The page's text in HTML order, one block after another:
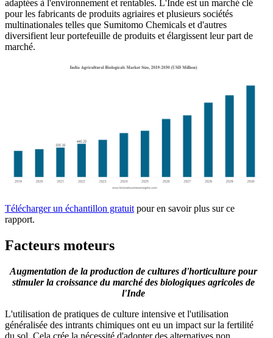
adaptées à l'environnement et rentables. L'Inde est un marché clé
pour les fabricants de produits agriaires et plusieurs sociétés
multinationales telles que Sumitomo Chemicals et d'autres
diversifient leur portefeuille de produits et élargissent leur part de
marché.
Télécharger un échantillon gratuit pour en savoir plus sur ce
rapport.
Facteurs moteurs
Augmentation de la production de cultures d'horticulture pour
stimuler la croissance du marché des biologiques agricoles de
l'Inde
L'utilisation de pratiques de culture intensive et l'utilisation
généralisée des intrants chimiques ont eu un impact sur la fertilité
du sol. Cela crée la nécessité d'adopter des alternatives non